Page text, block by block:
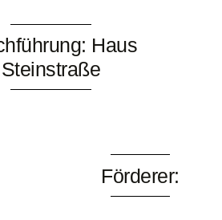
Haus
Steinstraße
Förderer: